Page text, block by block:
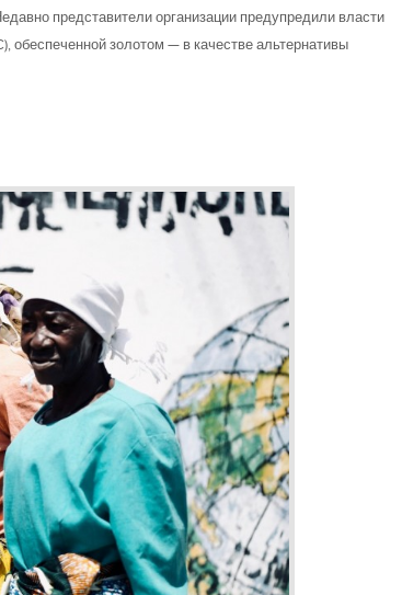
представители организации предупредили власти
обеспеченной золотом — в качестве альтернативы